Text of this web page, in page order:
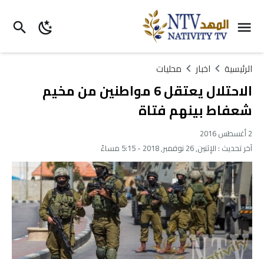
الرئيسية اخبار محليات
الاحتلال يعتقل 6 مواطنين من مخيم
شعفاط بينهم فتاة
2 أغسطس 2016
آخر تحديث : الإثنين, 26 نوفمبر, 2018 - 5:15 مساءً